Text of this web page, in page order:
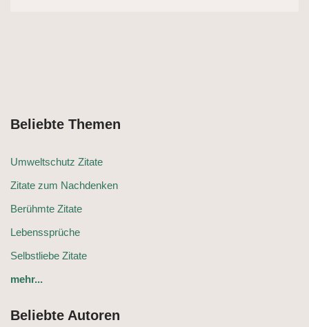
Beliebte Themen
Umweltschutz Zitate
Zitate zum Nachdenken
Berühmte Zitate
Lebenssprüche
Selbstliebe Zitate
mehr...
Beliebte Autoren